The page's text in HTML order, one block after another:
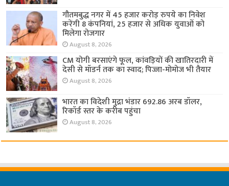
गौतमबुद्ध नगर में 45 हजार करोड़ रुपये का निवेश
करेंगी 8 कंपनियां, 25 हजार से अधिक युवाओं को
मिलेगा रोजगार
August 8, 2026
CM योगी बरसाएंगे फूल, कांवड़ियों की खातिरदारी में
देसी से मॉडर्न तक का स्वाद; पिज्जा-मोमोज भी तैयार
August 8, 2026
भारत का विदेशी मुद्रा भंडार 692.86 अरब डॉलर,
रिकॉर्ड स्तर के करीब पहुंचा
August 8, 2026